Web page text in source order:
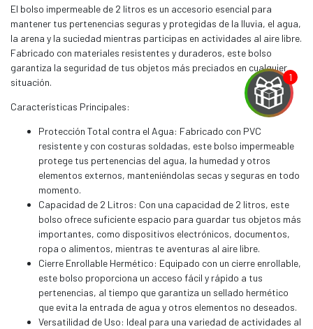
JUGAR
El bolso impermeable de 2 litros es un accesorio esencial para
mantener tus pertenencias seguras y protegidas de la lluvia, el agua,
la arena y la suciedad mientras participas en actividades al aire libre.
Fabricado con materiales resistentes y duraderos, este bolso
garantiza la seguridad de tus objetos más preciados en cualquier
situación.
Características Principales:
Protección Total contra el Agua: Fabricado con PVC
resistente y con costuras soldadas, este bolso impermeable
protege tus pertenencias del agua, la humedad y otros
elementos externos, manteniéndolas secas y seguras en todo
momento.
Capacidad de 2 Litros: Con una capacidad de 2 litros, este
bolso ofrece suficiente espacio para guardar tus objetos más
importantes, como dispositivos electrónicos, documentos,
ropa o alimentos, mientras te aventuras al aire libre.
Cierre Enrollable Hermético: Equipado con un cierre enrollable,
este bolso proporciona un acceso fácil y rápido a tus
pertenencias, al tiempo que garantiza un sellado hermético
que evita la entrada de agua y otros elementos no deseados.
Versatilidad de Uso: Ideal para una variedad de actividades al